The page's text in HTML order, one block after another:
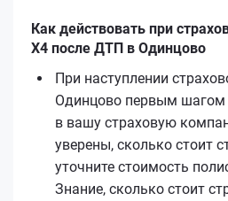
Как действовать при
X4 после ДТП в Одинцово
При наступлении
Одинцово первым шагом
в вашу страховую
уверены, сколько стоит
уточните стоимость
Знание, сколько стоит